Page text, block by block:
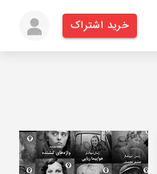
خرید اشتراک